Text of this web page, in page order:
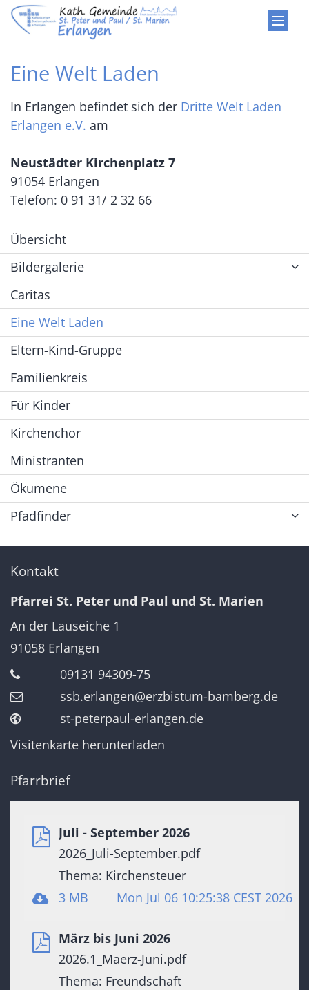
Zum Inhalt springen
Eine Welt Laden
In Erlangen befindet sich der Dritte Welt Laden
Erlangen e.V. am
Neustädter Kirchenplatz 7
91054 Erlangen
Telefon: 0 91 31/ 2 32 66
Übersicht
Bildergalerie
Caritas
Eine Welt Laden
Eltern-Kind-Gruppe
Familienkreis
Für Kinder
Kirchenchor
Ministranten
Ökumene
Pfadfinder
Kontakt
Pfarrei St. Peter und Paul und St. Marien
An der Lauseiche 1
91058 Erlangen
09131 94309-75
ssb.erlangen@erzbistum-bamberg.de
st-peterpaul-erlangen.de
Visitenkarte herunterladen
Pfarrbrief
Juli - September 2026
2026_Juli-September.pdf
Thema: Kirchensteuer
3 MB
Mon Jul 06 10:25:38 CEST 2026
März bis Juni 2026
2026.1_Maerz-Juni.pdf
Thema: Freundschaft